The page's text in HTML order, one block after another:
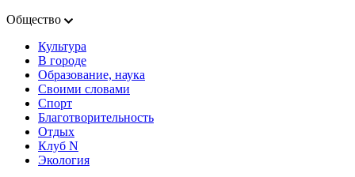
Общество
Культура
В городе
Образование, наука
Своими словами
Спорт
Благотворительность
Отдых
Клуб N
Экология